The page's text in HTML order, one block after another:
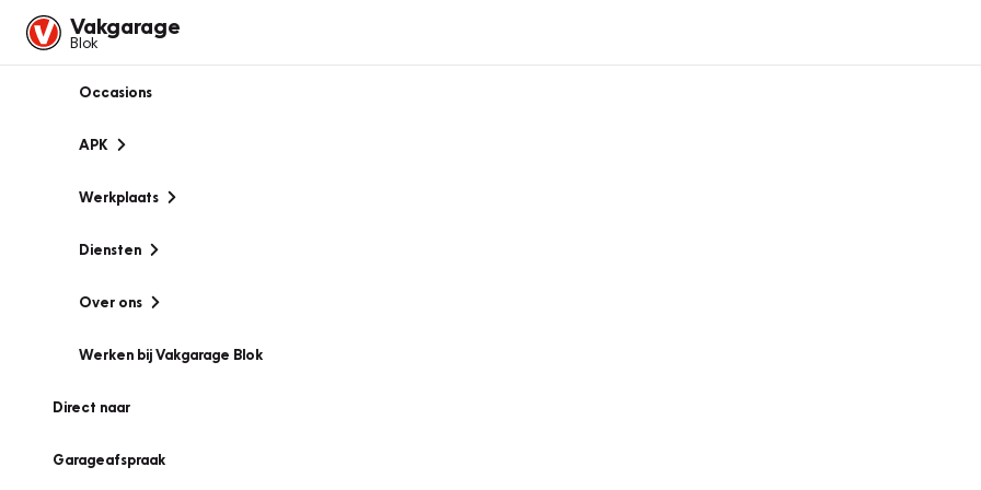
Vakgarage
Blok
Occasions
APK
Werkplaats
Diensten
Over ons
Werken bij Vakgarage Blok
Direct naar
Garageafspraak